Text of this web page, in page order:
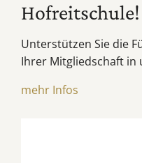
Hofreitschule!
Unterstützen Sie die
Ihrer Mitgliedschaft in
mehr Infos